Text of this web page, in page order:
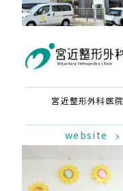
宮近整形外科医院
website